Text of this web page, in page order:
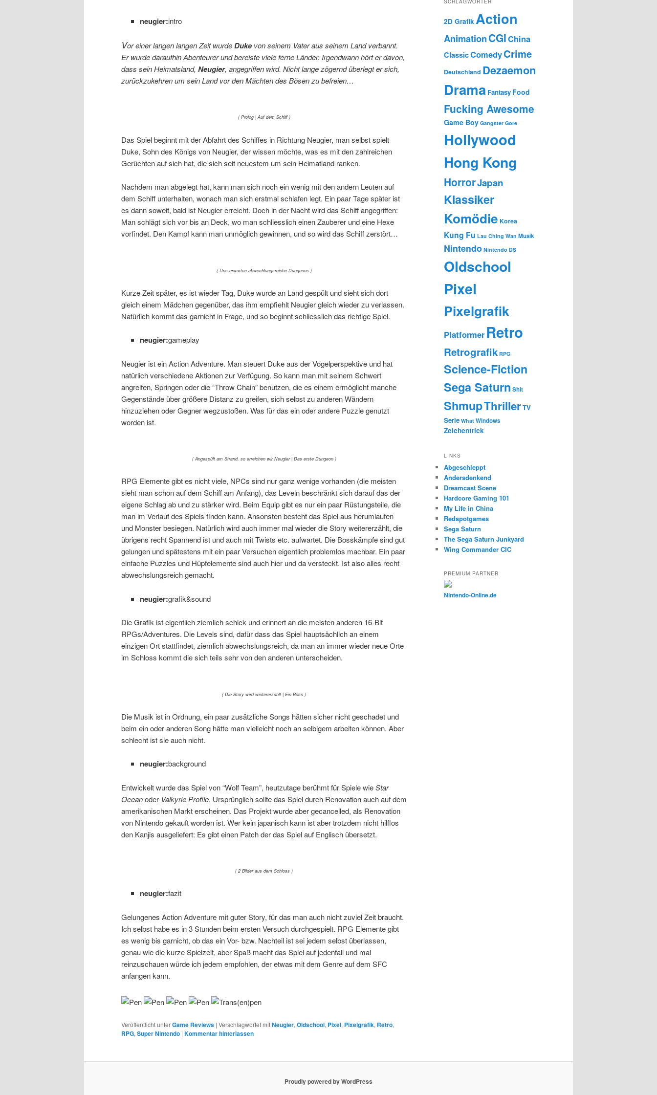
neugier:intro
Vor einer langen langen Zeit wurdeDukevon seinem Vater aus seinem Land verbannt.
Er wurde daraufhin Abenteurer und bereiste viele ferne Länder. Irgendwann hört er davon,
dass sein Heimatsland, Neugier, angegriffen wird. Nicht lange zögernd überlegt er sich,
zurückzukehren um sein Land vor den Mächten des Bösen zu befreien…
( Prolog | Auf dem Schiff )
Das Spiel beginnt mit der Abfahrt des Schiffes in Richtung Neugier, man selbst spielt
Duke, Sohn des Königs von Neugier, der wissen möchte, was es mit den zahlreichen
Gerüchten auf sich hat, die sich seit neuestem um sein Heimatland ranken.
Nachdem man abgelegt hat, kann man sich noch ein wenig mit den andern Leuten auf
dem Schiff unterhalten, wonach man sich erstmal schlafen legt. Ein paar Tage später ist
es dann soweit, bald ist Neugier erreicht. Doch in der Nacht wird das Schiff angegriffen:
Man schlägt sich vor bis an Deck, wo man schliesslich einen Zauberer und eine Hexe
vorfindet. Den Kampf kann man unmöglich gewinnen, und so wird das Schiff zerstört…
( Uns erwarten abwechlungsreiche Dungeons )
Kurze Zeit später, es ist wieder Tag, Duke wurde an Land gespült und sieht sich dort
gleich einem Mädchen gegenüber, das ihm empfiehlt Neugier gleich wieder zu verlassen.
Natürlich kommt das garnicht in Frage, und so beginnt schliesslich das richtige Spiel.
neugier:gameplay
Neugier ist ein Action Adventure. Man steuert Duke aus der Vogelperspektive und hat
natürlich verschiedene Aktionen zur Verfügung. So kann man mit seinem Schwert
angreifen, Springen oder die “Throw Chain” benutzen, die es einem ermöglicht manche
Gegenstände über größere Distanz zu greifen, sich selbst zu anderen Wändern
hinzuziehen oder Gegner wegzustoßen. Was für das ein oder andere Puzzle genutzt
worden ist.
( Angespült am Strand, so erreichen wir Neugier | Das erste Dungeon )
RPG Elemente gibt es nicht viele, NPCs sind nur ganz wenige vorhanden (die meisten
sieht man schon auf dem Schiff am Anfang), das Leveln beschränkt sich darauf das der
eigene Schlag ab und zu stärker wird. Beim Equip gibt es nur ein paar Rüstungsteile, die
man im Verlauf des Spiels finden kann. Ansonsten besteht das Spiel aus herumlaufen
und Monster besiegen. Natürlich wird auch immer mal wieder die Story weitererzählt, die
übrigens recht Spannend ist und auch mit Twists etc. aufwartet. Die Bosskämpfe sind gut
gelungen und spätestens mit ein paar Versuchen eigentlich problemlos machbar. Ein paar
einfache Puzzles und Hüpfelemente sind auch hier und da versteckt. Ist also alles recht
abwechslungsreich gemacht.
neugier:grafik&sound
Die Grafik ist eigentlich ziemlich schick und erinnert an die meisten anderen 16-Bit
RPGs/Adventures. Die Levels sind, dafür dass das Spiel hauptsächlich an einem
einzigen Ort stattfindet, ziemlich abwechslungsreich, da man an immer wieder neue Orte
im Schloss kommt die sich teils sehr von den anderen unterscheiden.
( Die Story wird weitererzählt | Ein Boss )
Die Musik ist in Ordnung, ein paar zusätzliche Songs hätten sicher nicht geschadet und
beim ein oder anderen Song hätte man vielleicht noch an selbigem arbeiten können. Aber
schlecht ist sie auch nicht.
neugier:background
Entwickelt wurde das Spiel von “Wolf Team”, heutzutage berühmt für Spiele wieStar
Oceanoder Valkyrie Profile. Ursprünglich sollte das Spiel durch Renovation auch auf dem
amerikanischen Markt erscheinen. Das Projekt wurde aber gecancelled, als Renovation
von Nintendo gekauft worden ist. Wer kein japanisch kann ist aber trotzdem nicht hilflos
den Kanjis ausgeliefert: Es gibt einen Patch der das Spiel auf Englisch übersetzt.
( 2 Bilder aus dem Schloss )
neugier:fazit
Gelungenes Action Adventure mit guter Story, für das man auch nicht zuviel Zeit braucht.
Ich selbst habe es in 3 Stunden beim ersten Versuch durchgespielt. RPG Elemente gibt
es wenig bis garnicht, ob das ein Vor- bzw. Nachteil ist sei jedem selbst überlassen,
genau wie die kurze Spielzeit, aber Spaß macht das Spiel auf jedenfall und mal
reinzuschauen würde ich jedem empfohlen, der etwas mit dem Genre auf dem SFC
anfangen kann.
Veröffentlicht unterGame Reviews | Verschlagwortet mitNeugier, Oldschool, Pixel, Pixelgrafik, Retro,
RPG, Super Nintendo | Kommentar hinterlassen
SCHLAGWÖRTER
2D GrafikAction
AnimationCGIChina
ClassicComedyCrime
Deutschland Dezaemon
Drama Fantasy Food
Fucking Awesome
Game Boy Gangster Gore
Hollywood
Hong Kong
HorrorJapan
Klassiker
Komödie Korea
Kung Fu Lau Ching Wan Musik
Nintendo Nintendo DS
Oldschool
Pixel
Pixelgrafik
Platformer Retro
Retrografik RPG
Science-Fiction
Sega Saturn Shit
ShmupThrillerTV
Serie What Windows
Zeichentrick
LINKS
Abgeschleppt
Andersdenkend
Dreamcast Scene
Hardcore Gaming 101
My Life in China
Redspotgames
Sega Saturn
The Sega Saturn Junkyard
Wing Commander CIC
PREMIUM PARTNER
Nintendo-Online.de
Proudly powered by WordPress